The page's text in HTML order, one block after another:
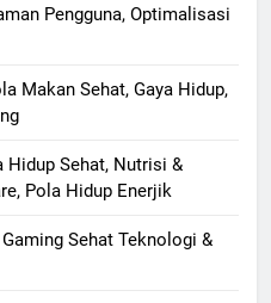
Pengguna, Optimalisasi
Makan Sehat, Gaya Hidup,
Hidup Sehat, Nutrisi &
Pola Hidup Enerjik
Sehat Teknologi &